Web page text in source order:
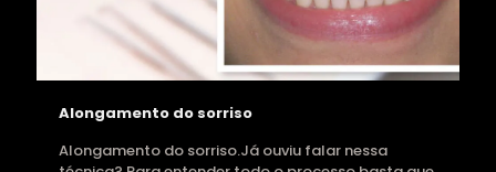
Alongamento do sorriso
Alongamento do sorriso.Já ouviu falar nessa